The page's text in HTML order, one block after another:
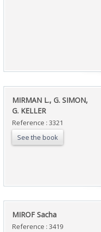
‎MIRMAN L., G. SIMON,
G. KELLER‎
Reference : 3321
See the book
‎MIROF Sacha‎
Reference : 3419